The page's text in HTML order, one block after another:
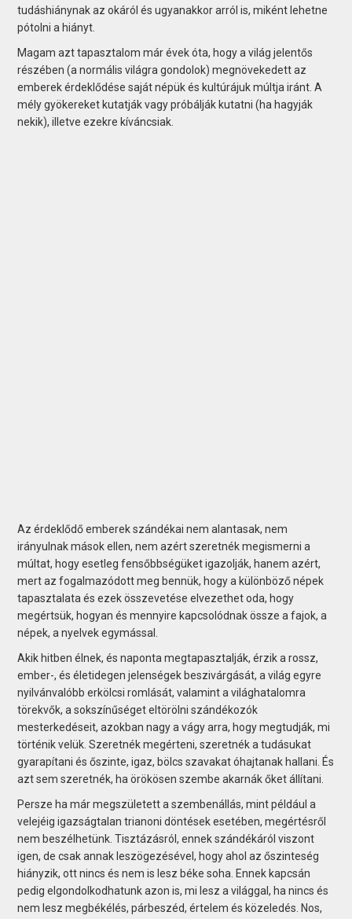
tudáshiánynak az okáról és ugyanakkor arról is, miként lehetne
pótolni a hiányt.
Magam azt tapasztalom már évek óta, hogy a világ jelentős
részében (a normális világra gondolok) megnövekedett az
emberek érdeklődése saját népük és kultúrájuk múltja iránt. A
mély gyökereket kutatják vagy próbálják kutatni (ha hagyják
nekik), illetve ezekre kíváncsiak.
Az érdeklődő emberek szándékai nem alantasak, nem
irányulnak mások ellen, nem azért szeretnék megismerni a
múltat, hogy esetleg fensőbbségüket igazolják, hanem azért,
mert az fogalmazódott meg bennük, hogy a különböző népek
tapasztalata és ezek összevetése elvezethet oda, hogy
megértsük, hogyan és mennyire kapcsolódnak össze a fajok, a
népek, a nyelvek egymással.
Akik hitben élnek, és naponta megtapasztalják, érzik a rossz,
ember-, és életidegen jelenségek beszivárgását, a világ egyre
nyilvánvalóbb erkölcsi romlását, valamint a világhatalomra
törekvők, a sokszínűséget eltörölni szándékozók
mesterkedéseit, azokban nagy a vágy arra, hogy megtudják, mi
történik velük. Szeretnék megérteni, szeretnék a tudásukat
gyarapítani és őszinte, igaz, bölcs szavakat óhajtanak hallani. És
azt sem szeretnék, ha örökösen szembe akarnák őket állítani.
Persze ha már megszületett a szembenállás, mint például a
velejéig igazságtalan trianoni döntések esetében, megértésről
nem beszélhetünk. Tisztázásról, ennek szándékáról viszont
igen, de csak annak leszögezésével, hogy ahol az őszinteség
hiányzik, ott nincs és nem is lesz béke soha. Ennek kapcsán
pedig elgondolkodhatunk azon is, mi lesz a világgal, ha nincs és
nem lesz megbékélés, párbeszéd, értelem és közeledés. Nos,